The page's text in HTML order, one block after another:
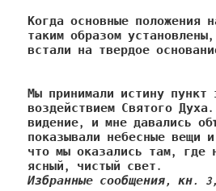
Когда основные положения
таким образом установлены,
встали на твердое
Мы принимали истину пункт
воздействием Святого Духа.
видение, и мне давались
показывали небесные вещи
что мы оказались там, где
Избранные сообщения, кн.